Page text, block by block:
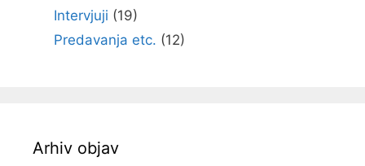
Intervjuji (19)
Predavanja etc. (12)
Arhiv objav